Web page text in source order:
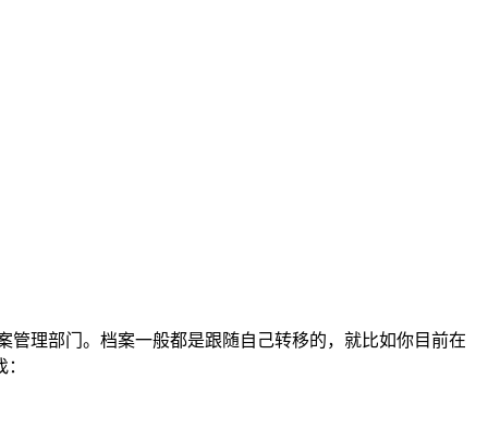
理部门。档案一般都是跟随自己转移的，就比如你目前在